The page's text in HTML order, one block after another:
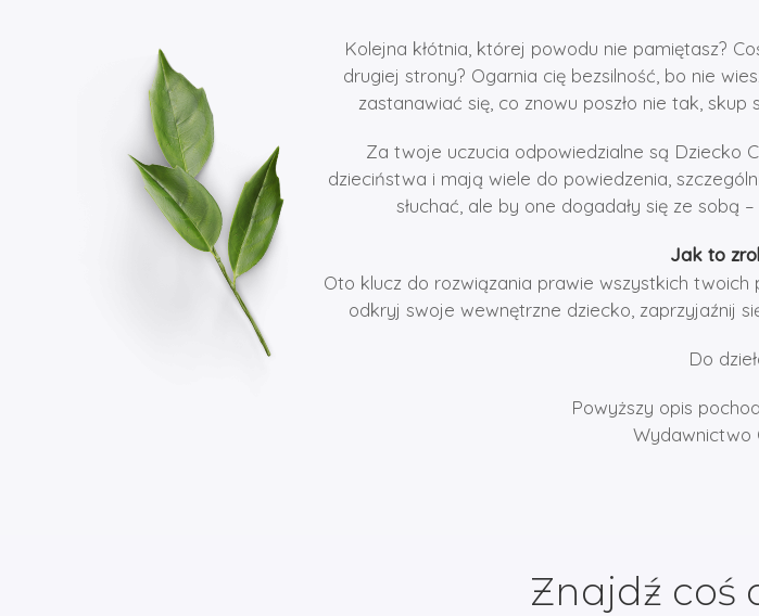
Kolejna kłótnia, której powodu nie pamiętasz?
drugiej strony? Ogarnia cię bezsilność, bo nie
zastanawiać się, co znowu poszło nie tak,
Za twoje uczucia odpowiedzialne są Dziecko
dzieciństwa i mają wiele do powiedzenia,
słuchać, ale by one dogadały się ze sobą
Jak to
Oto klucz do rozwiązania prawie wszystkich twoich
odkryj swoje wewnętrzne dziecko, zaprzyjaźnij
Do
Powyższy opis
Wydawnictwo
Znajdź coś